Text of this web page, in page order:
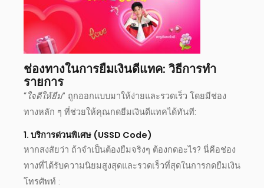
ช่องทางในการยืมเงินดีแทค: วิธีการทำ
รายการ
“ใจดีให้ยืม” ถูกออกแบบมาให้ง่ายและรวดเร็ว โดยมีช่อง
ทางหลัก ๆ ที่ช่วยให้คุณกดยืมเงินดีแทคได้ทันที:
1. บริการด่วนพิเศษ (USSD Code)
หากสงสัยว่า ถ้าจำเป็นต้องยืมจริงๆ ต้องกดอะไร? นี่คือช่อง
ทางที่ได้รับความนิยมสูงสุดและรวดเร็วที่สุดในการกดยืมเงิน
โทรศัพท ์ :